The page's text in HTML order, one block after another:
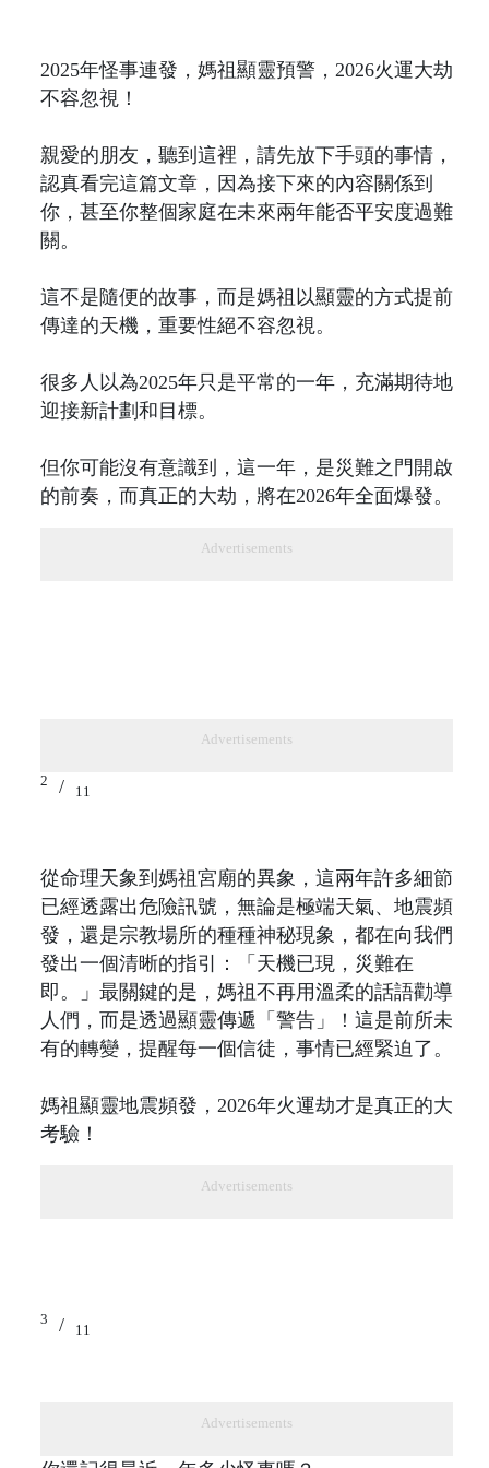
2025年怪事連發，媽祖顯靈預警，2026火運大劫
不容忽視！
親愛的朋友，聽到這裡，請先放下手頭的事情，
認真看完這篇文章，因為接下來的內容關係到
你，甚至你整個家庭在未來兩年能否平安度過難
關。
這不是隨便的故事，而是媽祖以顯靈的方式提前
傳達的天機，重要性絕不容忽視。
很多人以為2025年只是平常的一年，充滿期待地
迎接新計劃和目標。
但你可能沒有意識到，這一年，是災難之門開啟
的前奏，而真正的大劫，將在2026年全面爆發。
Advertisements
Advertisements
2 / 11
從命理天象到媽祖宮廟的異象，這兩年許多細節
已經透露出危險訊號，無論是極端天氣、地震頻
發，還是宗教場所的種種神秘現象，都在向我們
發出一個清晰的指引：「天機已現，災難在
即。」最關鍵的是，媽祖不再用溫柔的話語勸導
人們，而是透過顯靈傳遞「警告」！這是前所未
有的轉變，提醒每一個信徒，事情已經緊迫了。
媽祖顯靈地震頻發，2026年火運劫才是真正的大
考驗！
Advertisements
3 / 11
Advertisements